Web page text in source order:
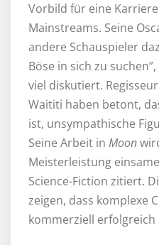
Vorbild für eine
Mainstreams. Seine
andere Schauspieler
Böse in sich zu
viel diskutiert.
Waititi haben betont,
ist, unsympathische
Seine Arbeit in Moon
Meisterleistung
Science-Fiction zitiert.
zeigen, dass komplexe
kommerziell erfolgreich